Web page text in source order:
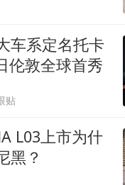
车系定名托卡
伦敦全球首秀
贴
L03上市为什
黑？